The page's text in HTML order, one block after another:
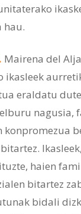
hau.
Mairena del
ikasleek
eraldatu
nagusia,
konpromezua
haien
bitartez
bidali